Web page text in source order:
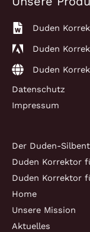
Duden
Duden
Duden
Datenschutz
Impressum
Der Duden-
Duden Korrektor
Duden Korrektor
Home
Unsere Mission
Aktuelles